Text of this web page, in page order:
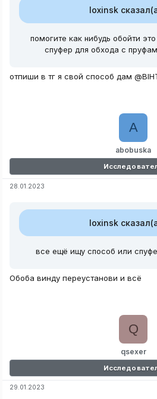
loxinsk
помогите как нибудь обойти
спуфер для обхода с
отпиши в тг я свой способ дам
abobuska
A
28.01.2023
loxinsk
все ещё ищу способ или
Обоба винду переустанови и всё
qsexer
Q
29.01.2023